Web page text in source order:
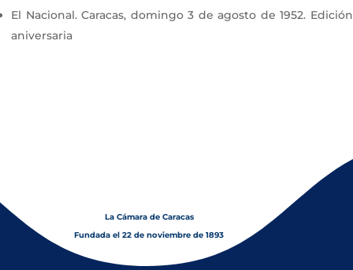
El Nacional. Caracas, domingo 3 de agosto de 1952. Edición
aniversaria
La Cámara de Caracas
Fundada el 22 de noviembre de 1893